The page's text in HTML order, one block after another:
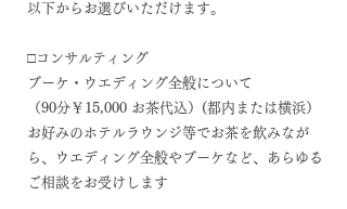
以下からお選びいただけます。
□コンサルティング
ブーケ・ウエディング全般について
（90分￥15,000 お茶代込）(​都内または横浜）
お好みのホテルラウンジ等でお茶を飲みなが
ら、ウエディング全般やブーケなど、あらゆる
ご相談をお受けします